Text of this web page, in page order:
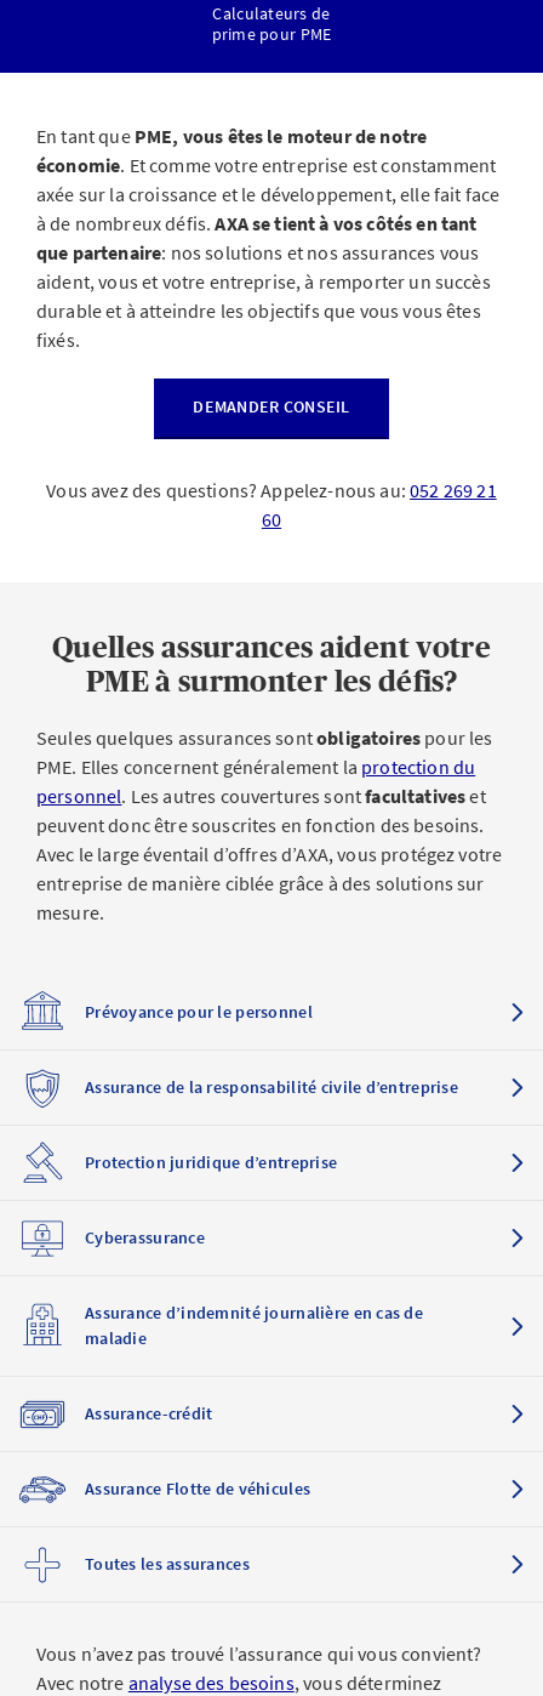
Calculateurs de
prime pour PME
En tant que PME, vous êtes le moteur de notre
économie. Et comme votre entreprise est constamment
axée sur la croissance et le développement, elle fait face
à de nombreux défis.AXA se tient à vos côtés en tant
que partenaire: nos solutions et nos assurances vous
aident, vous et votre entreprise, à remporter un succès
durable et à atteindre les objectifs que vous vous êtes
fixés.
DEMANDER CONSEIL
Vous avez des questions? Appelez-nous au:052 269 21
60
Quelles assurances aident votre
PME à surmonter les défis?
Seules quelques assurances sontobligatoires pour les
PME. Elles concernent généralement la protection du
personnel. Les autres couvertures sontfacultativeset
peuvent donc être souscrites en fonction des besoins.
Avec le large éventail d’offres d’AXA, vous protégez votre
entreprise de manière ciblée grâce à des solutions sur
mesure.
Prévoyance pour le personnel
Assurance de la responsabilité civile d’entreprise
Protection juridique d’entreprise
Cyberassurance
Assurance d’indemnité journalière en cas de
maladie
Assurance-crédit
Assurance Flotte de véhicules
Toutes les assurances
Vous n’avez pas trouvé l’assurance qui vous convient?
Avec notre analyse des besoins, vous déterminez